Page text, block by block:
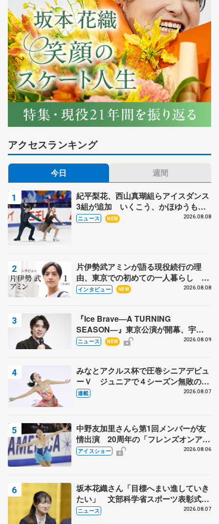
アクセスランキング
今日 週間
紀平梨花、西山真瑚組らアイスダンス
3組が追加 いくこう、かほゆうも、
木下グループ杯
ニュース NEW 2026.08.08
片伊勢武アミンが語る現役続行の理
由、東京での初めての一人暮らし 注
目スケーターの「今」に迫る
インタビュー NEW 2026.08.08
『Ice Brave―A TURNING
SEASON―』東京公演が開幕、宇野
昌磨の『Ice Brave』にかける思いを
ニュース NEW 2026.08.09
みなとアクルス杯で圧巻シニアデビュ
ーＶ ジュニアで４シーズン無敗の島
田麻央
連載 2026.08.07
中野友加里さんら第1回メンバーが友
情出演 20周年の「フレンズオンアイ
ス」 宮本賢二さん、有川梨絵さん、
アイスショー 2026.08.06
坂本花織さん「目標へまい進していき
たい」 文部科学省スポーツ表彰式で
代表謝辞
ニュース 2026.08.07